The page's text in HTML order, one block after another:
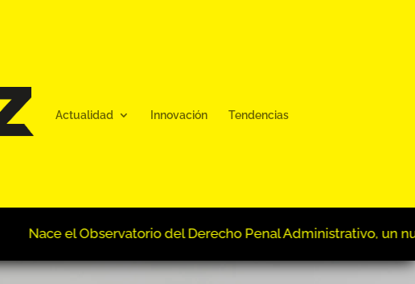
Actualidad Innovación Tendencias
un nuevo foro para el análisis jurídico y académico